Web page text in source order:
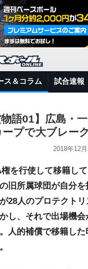
ス＆コラム 試合速報
物語01】広島・
プで大ブレーク
2018年12
を行使して移籍して
旧所属球団が自分
28人のプロテクト
し、それで出場機
人的補償で移籍し